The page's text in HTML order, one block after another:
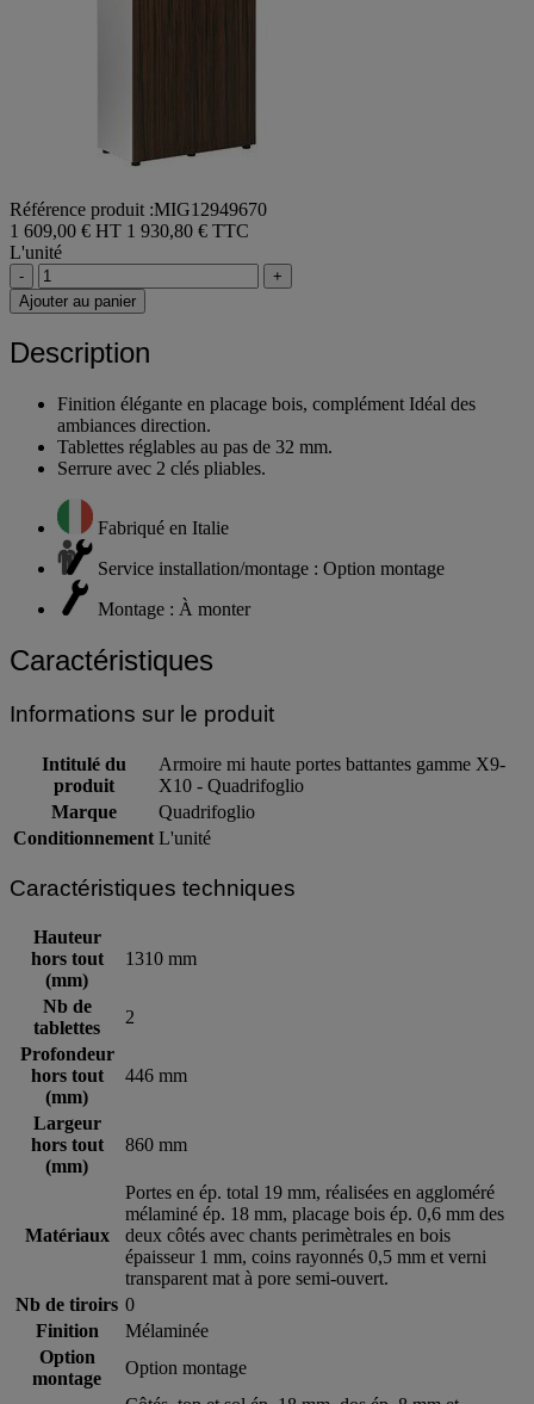
Référence produit :MIG12949670
1 609,00 € HT 1 930,80 € TTC
L'unité
-
+
Ajouter au panier
Description
Finition élégante en placage bois, complément Idéal des
ambiances direction.
Tablettes réglables au pas de 32 mm.
Serrure avec 2 clés pliables.
Fabriqué en Italie
Service installation/montage : Option montage
Montage : À monter
Caractéristiques
Informations sur le produit
Intitulé du
produit
Armoire mi haute portes battantes gamme X9-
X10 - Quadrifoglio
Marque
Quadrifoglio
Conditionnement L'unité
Caractéristiques techniques
Hauteur
hors tout
(mm)
1310 mm
Nb de
tablettes
2
Profondeur
hors tout
(mm)
446 mm
Largeur
hors tout
(mm)
860 mm
Matériaux
Portes en ép. total 19 mm, réalisées en aggloméré
mélaminé ép. 18 mm, placage bois ép. 0,6 mm des
deux côtés avec chants perimètrales en bois
épaisseur 1 mm, coins rayonnés 0,5 mm et verni
transparent mat à pore semi-ouvert.
Nb de tiroirs 0
Finition
Mélaminée
Option
montage
Option montage